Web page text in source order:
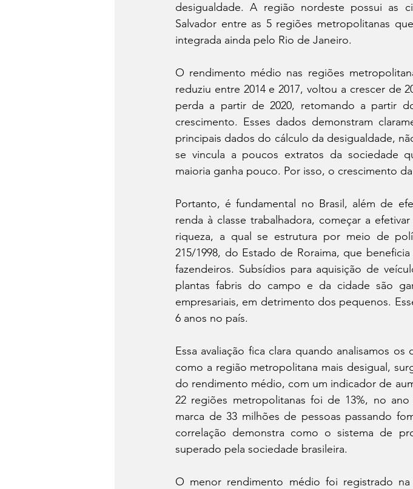
desigualdade. A região nordeste possui as
Salvador entre as 5 regiões metropolitanas
integrada ainda pelo Rio de Janeiro.
O rendimento médio nas regiões
reduziu entre 2014 e 2017, voltou a crescer de
perda a partir de 2020, retomando a partir
crescimento. Esses dados demonstram
principais dados do cálculo da desigualdade,
se vincula a poucos extratos da sociedade
maioria ganha pouco. Por isso, o crescimento
Portanto, é fundamental no Brasil, além de
renda à classe trabalhadora, começar a
riqueza, a qual se estrutura por meio de
215/1998, do Estado de Roraima, que
fazendeiros. Subsídios para aquisição de
plantas fabris do campo e da cidade são
empresariais, em detrimento dos pequenos.
6 anos no país.
Essa avaliação fica clara quando analisamos
como a região metropolitana mais desigual,
do rendimento médio, com um indicador de
22 regiões metropolitanas foi de 13%, no
marca de 33 milhões de pessoas passando
correlação demonstra como o sistema de
superado pela sociedade brasileira.
O menor rendimento médio foi registrado